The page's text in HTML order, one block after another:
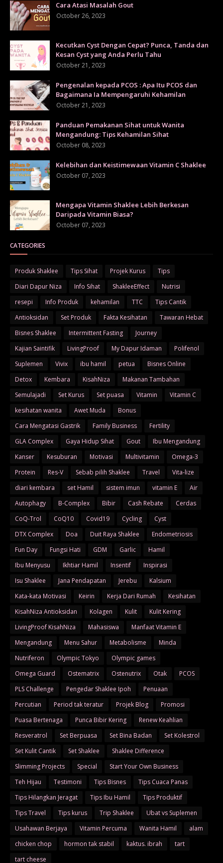
Cara Atasi Masalah Gout
October 26, 2023
Kecutkan Cyst Dengan Cepat? Punca, Tanda dan
Kesan Cyst yang Anda Perlu Tahu
October 21, 2023
Pengenalan kepada PCOS : Apa Itu PCOS dan
Bagaimana Ia Mempengaruhi Kehamilan
October 21, 2023
Panduan Pemakanan Sihat untuk Wanita
Mengandung: Tips Kehamilan Sihat
October 08, 2023
Kelebihan dan Keistimewaan Vitamin C Shaklee
October 07, 2023
Mengapa Vitamin Shaklee Lebih Berkesan
Daripada Vitamin Biasa?
October 07, 2023
CATEGORIES
Produk Shaklee Tips Sihat Projek Kurus
Tips
Diari Dapur Niza
Info Sihat ShakleeEffect
Nutrisi
resepi
Info Produk kehamilan TTC
Tips Cantik
Antioksidan
Set Produk Fakta Kesihatan
Tawaran Hebat
Bisnes Shaklee
Intermittent Fasting
Journey
Kajian Saintifik
LivingProof My Dapur Idaman
Polifenol
Suplemen
Vivix ibu hamil petua
Bisnes Online
Detox
Kembara KisahNiza
Makanan Tambahan
Semulajadi
Set Kurus Set puasa Vitamin
Vitamin C
kesihatan wanita
Awet Muda
Bonus
Cara Mengatasi Gastrik
Family Business
Fertility
GLA Complex
Gaya Hidup Sihat Gout
Ibu Mengandung
Kanser
Kesuburan Motivasi Multivitamin
Omega-3
Protein
Res-V Sebab pilih Shaklee Travel
Vita-lize
diari kembara
set Hamil sistem imun vitamin E
Air
Autophagy
B-Complex Bibir Cash Rebate
Cerdas
CoQ-Trol
CoQ10 Covid19 Cycling
Cyst
DTX Complex
Doa Duit Raya Shaklee
Endometriosis
Fun Day
Fungsi Hati GDM Garlic
Hamil
Ibu Menyusu
Ikhtiar Hamil Insentif
Inspirasi
Isu Shaklee
Jana Pendapatan Jerebu
Kalsium
Kata-kata Motivasi
Keirin Kerja Dari Rumah
Kesihatan
KisahNiza Antioksidan
Kolagen Kulit
Kulit Kering
LivingProof KisahNiza
Mahasiswa
Manfaat Vitamin E
Mengandung
Menu Sahur Metabolisme
Minda
Nutriferon
Olympic Tokyo
Olympic games
Omega Guard
Ostematrix Ostenutrix Otak
PCOS
PLS Challenge
Pengedar Shaklee Ipoh
Penuaan
Percutian
Period tak teratur Projek Blog
Promosi
Puasa Bertenaga
Punca Bibir Kering
Renew Keahlian
Resveratrol
Set Berpuasa Set Bina Badan
Set Kolestrol
Set Kulit Cantik
Set Shaklee
Shaklee Difference
Slimming Projects
Special
Start Your Own Business
Teh Hijau
Testimoni Tips Bisnes
Tips Cuaca Panas
Tips Hilangkan Jeragat
Tips Ibu Hamil
Tips Produktif
Tips Travel
Tips kurus Trip Shaklee
Ubat vs Suplemen
Usahawan Berjaya
Vitamin Percuma Wanita Hamil
alam
chicken chop
hormon tak stabil kaktus. ibrah
tart
tart cheese